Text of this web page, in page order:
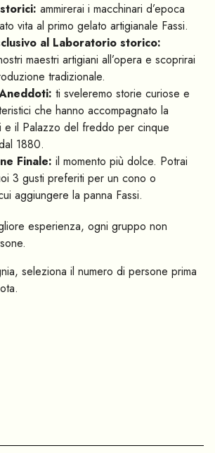
ammirerai i macchinari d’epoca
vita al primo gelato artigianale Fassi.
al Laboratorio storico:
maestri artigiani all’opera e scoprirai
tradizionale.
ti sveleremo storie curiose e
che hanno accompagnato la
e il Palazzo del freddo per cinque
1880.
Finale: il momento più dolce. Potrai
3 gusti preferiti per un cono o
aggiungere la panna Fassi.
esperienza, ogni gruppo non
seleziona il numero di persone prima